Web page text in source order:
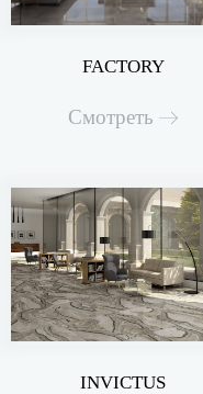
FACTORY
Смотреть
INVICTUS